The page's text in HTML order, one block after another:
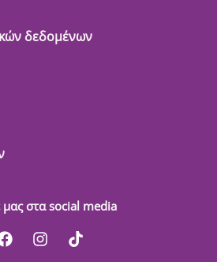
δεδομένων
μας στα social media